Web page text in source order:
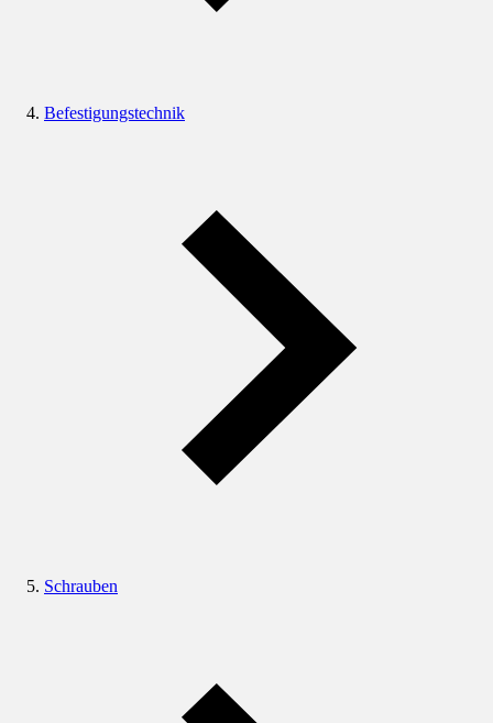
Befestigungstechnik
Schrauben